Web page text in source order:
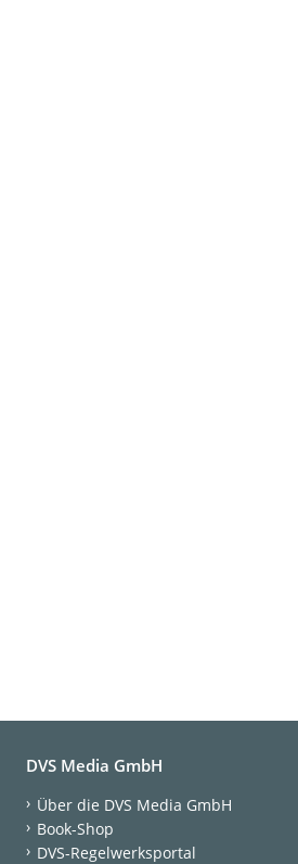
DVS Media GmbH
Über die DVS Media GmbH
Book-Shop
DVS-Regelwerksportal